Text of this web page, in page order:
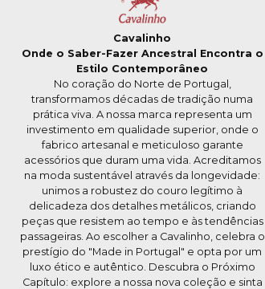
Cavalinho
Onde o Saber-Fazer Ancestral Encontra o
Estilo Contemporâneo
No coração do Norte de Portugal,
transformamos décadas de tradição numa
prática viva. A nossa marca representa um
investimento em qualidade superior, onde o
fabrico artesanal e meticuloso garante
acessórios que duram uma vida. Acreditamos
na moda sustentável através da longevidade:
unimos a robustez do couro legítimo à
delicadeza dos detalhes metálicos, criando
peças que resistem ao tempo e às tendências
passageiras. Ao escolher a Cavalinho, celebra o
prestígio do "Made in Portugal" e opta por um
luxo ético e autêntico. Descubra o Próximo
Capítulo: explore a nossa nova coleção e sinta